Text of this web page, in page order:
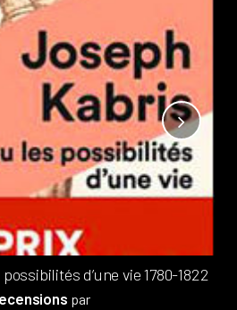
d’une vie 1780-1822
par